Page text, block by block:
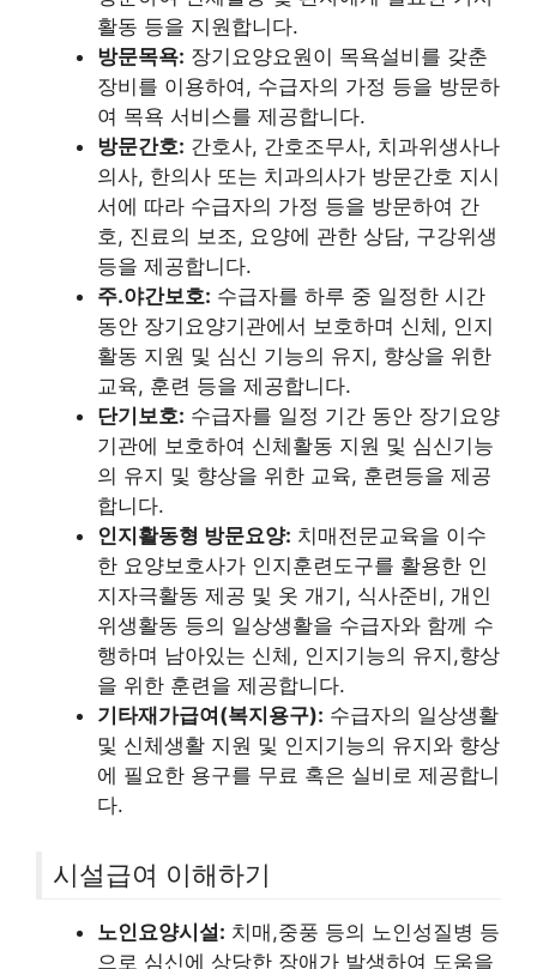
활동 등을 지원합니다.
방문목욕: 장기요양요원이 목욕설비를 갖춘
장비를 이용하여, 수급자의 가정 등을 방문하
여 목욕 서비스를 제공합니다.
방문간호: 간호사, 간호조무사, 치과위생사나
의사, 한의사 또는 치과의사가 방문간호 지시
서에 따라 수급자의 가정 등을 방문하여 간
호, 진료의 보조, 요양에 관한 상담, 구강위생
등을 제공합니다.
주.야간보호: 수급자를 하루 중 일정한 시간
동안 장기요양기관에서 보호하며 신체, 인지
활동 지원 및 심신 기능의 유지, 향상을 위한
교육, 훈련 등을 제공합니다.
단기보호: 수급자를 일정 기간 동안 장기요양
기관에 보호하여 신체활동 지원 및 심신기능
의 유지 및 향상을 위한 교육, 훈련등을 제공
합니다.
인지활동형 방문요양: 치매전문교육을 이수
한 요양보호사가 인지훈련도구를 활용한 인
지자극활동 제공 및 옷 개기, 식사준비, 개인
위생활동 등의 일상생활을 수급자와 함께 수
행하며 남아있는 신체, 인지기능의 유지,향상
을 위한 훈련을 제공합니다.
기타재가급여(복지용구): 수급자의 일상생활
및 신체생활 지원 및 인지기능의 유지와 향상
에 필요한 용구를 무료 혹은 실비로 제공합니
다.
시설급여 이해하기
노인요양시설: 치매,중풍 등의 노인성질병 등
으로 심신에 상당한 장애가 발생하여 도움을